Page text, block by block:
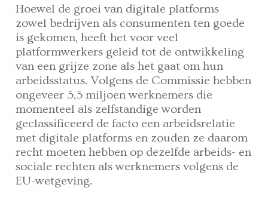
Hoewel de groei van digitale platforms
zowel bedrijven als consumenten ten goede
is gekomen, heeft het voor veel
platformwerkers geleid tot de ontwikkeling
van een grijze zone als het gaat om hun
arbeidsstatus. Volgens de Commissie hebben
ongeveer 5,5 miljoen werknemers die
momenteel als zelfstandige worden
geclassificeerd de facto een arbeidsrelatie
met digitale platforms en zouden ze daarom
recht moeten hebben op dezelfde arbeids- en
sociale rechten als werknemers volgens de
EU-wetgeving.